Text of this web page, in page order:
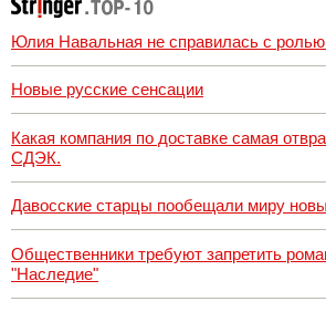
Юлия Навальная не справилась с ролью
Новые русские сенсации
Какая компания по доставке самая
СДЭК.
Давосские старцы пообещали миру
Общественники требуют запретить
"Наследие"